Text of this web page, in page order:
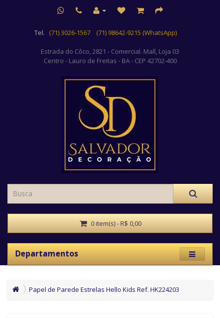
Tel. (71) 3026-1567 (71) 98642-9215 (WhatsApp)
Estrada do Côco, 2821 - Comercial. Mall, Loja 03
Centro - Lauro de Freitas - BA - CEP 42702-400
0 item(s) - R$ 0,00
Departamentos
Papel de Parede Estrelas Hello Kids Ref. HK224203